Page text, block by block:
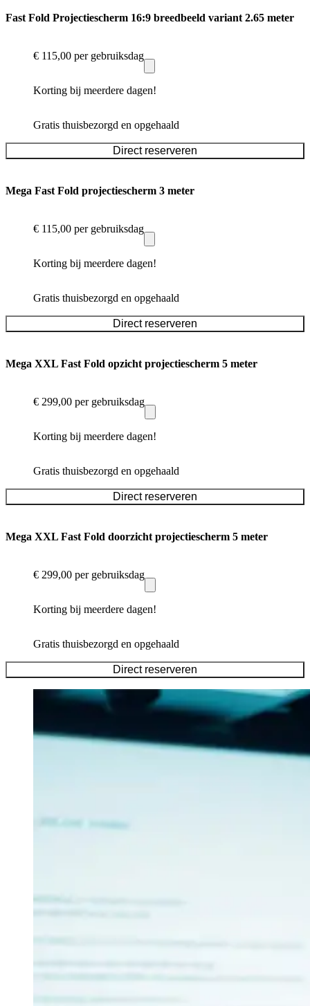
Fast Fold Projectiescherm 16:9 breedbeeld variant 2.65 meter
€ 115,00 per gebruiksdag
Korting bij meerdere dagen!
Gratis thuisbezorgd en opgehaald
Direct reserveren
Mega Fast Fold projectiescherm 3 meter
€ 115,00 per gebruiksdag
Korting bij meerdere dagen!
Gratis thuisbezorgd en opgehaald
Direct reserveren
Mega XXL Fast Fold opzicht projectiescherm 5 meter
€ 299,00 per gebruiksdag
Korting bij meerdere dagen!
Gratis thuisbezorgd en opgehaald
Direct reserveren
Mega XXL Fast Fold doorzicht projectiescherm 5 meter
€ 299,00 per gebruiksdag
Korting bij meerdere dagen!
Gratis thuisbezorgd en opgehaald
Direct reserveren